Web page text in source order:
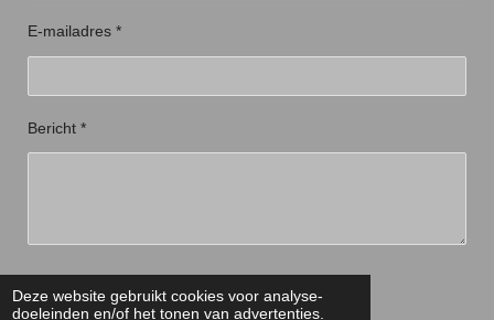
Deze website gebruikt cookies voor analyse-
doeleinden en/of het tonen van advertenties.
E-mailadres *
Bericht *